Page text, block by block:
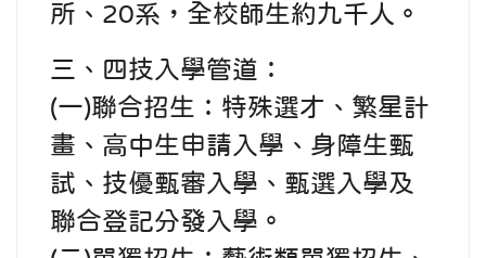
所、20系，全校師生約九千人。
三、四技入學管道：
(一)聯合招生：特殊選才、繁星計
畫、高中生申請入學、身障生甄
試、技優甄審入學、甄選入學及
聯合登記分發入學。